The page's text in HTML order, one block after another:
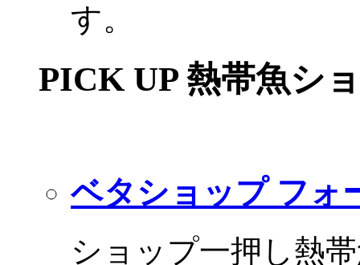
す。
PICK UP 熱帯魚シ
ベタショップ フォ
ショップ一押し熱